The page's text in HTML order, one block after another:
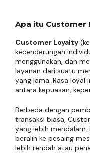
Apa itu Customer
Customer Loyalty
kecenderungan
menggunakan, dan
layanan dari suatu
yang lama. Rasa loyal
antara kepuasan,
Berbeda dengan
transaksi biasa,
yang lebih
beralih ke pesaing
lebih rendah atau